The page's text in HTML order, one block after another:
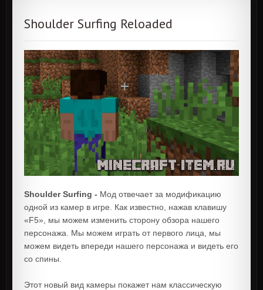
Shoulder Surfing Reloaded
Shoulder Surfing - Мод отвечает за модификацию
одной из камер в игре. Как известно, нажав клавишу
«F5», мы можем изменить сторону обзора нашего
персонажа. Мы можем играть от первого лица, мы
можем видеть впереди нашего персонажа и видеть его
со спины.
Этот новый вид камеры покажет нам классическую